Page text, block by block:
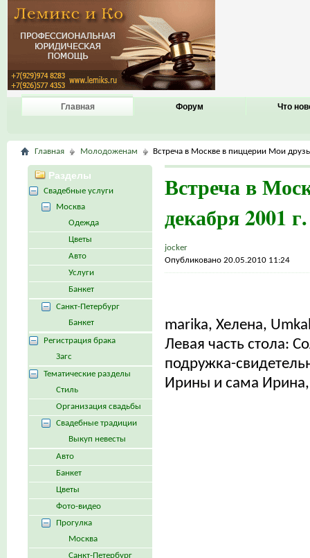
Главная Форум Что
Главная Молодоженам Встреча в Москве в пиццерии Мои
Встреча в
декабря 2001 г.
jocker
Опубликовано 20.05.2010 11:24
marika, Хелена,
Левая часть стола:
подружка-
Ирины и сама
Разделы
Свадебные услуги
Москва
Одежда
Цветы
Авто
Услуги
Банкет
Санкт-Петербург
Банкет
Регистрация брака
Загс
Тематические разделы
Стиль
Организация свадьбы
Свадебные традиции
Выкуп невесты
Авто
Банкет
Цветы
Фото-видео
Прогулка
Москва
Санкт-Петербург